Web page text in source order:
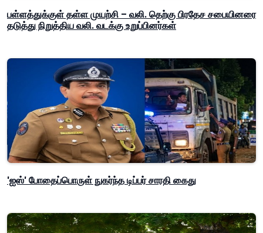
பள்ளத்துக்குள் தள்ள முயற்சி – வலி. தெற்கு பிரதேச சபையினரை
தடுத்து நிறுத்திய வலி. வடக்கு உறுப்பினர்கள்
'ஐஸ்' போதைப்பொருள் நுகர்ந்த டிப்பர் சாரதி கைது